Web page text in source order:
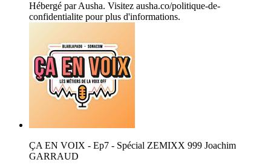
Hébergé par Ausha. Visitez ausha.co/politique-de-
confidentialite pour plus d'informations.
ÇA EN VOIX - Ep7 - Spécial ZEMIXX 999 Joachim
GARRAUD